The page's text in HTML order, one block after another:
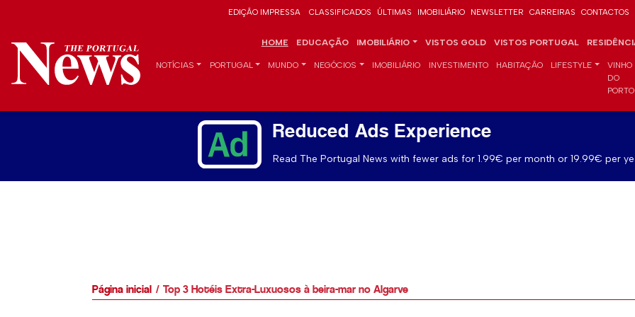
EDIÇÃO IMPRESSA CLASSIFICADOS ÚLTIMAS IMOBILIÁRIO NEWSLETTER CARREIRAS CONTACTOS
HOME EDUCAÇÃO IMOBILIÁRIO VISTOS GOLD VISTOS PORTUGAL
NOTÍCIAS PORTUGAL MUNDO NEGÓCIOS IMOBILIÁRIO INVESTIMENTO HABITAÇÃO LIFESTYLE
VINHO
DO
PORTO
Reduced Ads Experience
Read The Portugal News with fewer ads for 1.99€ per month or 19.99€ per
Página inicial Top 3 Hotéis Extra-Luxuosos à beira-mar no Algarve